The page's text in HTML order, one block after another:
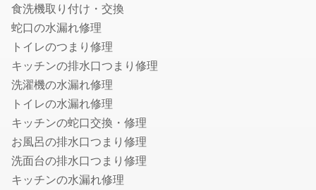
壁ピタ水栓・洗濯機蛇口の交換
税理士
会社設立・起業開業に強い税理士
顧問税理士
法人税の節税に強い税理士
相続税申告に強い税理士
融資・資金調達に強い税理士
確定申告の税理士
生前贈与に強い税理士
食洗機取り付け・交換
蛇口の水漏れ修理
トイレのつまり修理
キッチンの排水口つまり修理
洗濯機の水漏れ修理
トイレの水漏れ修理
キッチンの蛇口交換・修理
お風呂の排水口つまり修理
洗面台の排水口つまり修理
キッチンの水漏れ修理